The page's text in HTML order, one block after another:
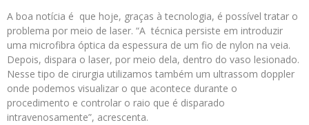
A boa notícia é que hoje, graças à tecnologia, é possível tratar o
problema por meio de laser. “A técnica persiste em introduzir
uma microfibra óptica da espessura de um fio de nylon na veia.
Depois, dispara o laser, por meio dela, dentro do vaso lesionado.
Nesse tipo de cirurgia utilizamos também um ultrassom doppler
onde podemos visualizar o que acontece durante o
procedimento e controlar o raio que é disparado
intravenosamente”, acrescenta.